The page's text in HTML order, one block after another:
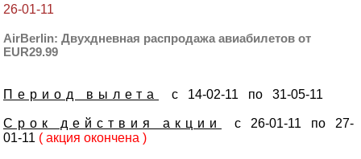
26-01-11
AirBerlin: Двухдневная распродажа авиабилетов от
EUR29.99
Период вылета с 14-02-11 по 31-05-11
Срок действия акции
с 26-01-11 по 27-
01-11 ( акция окончена )